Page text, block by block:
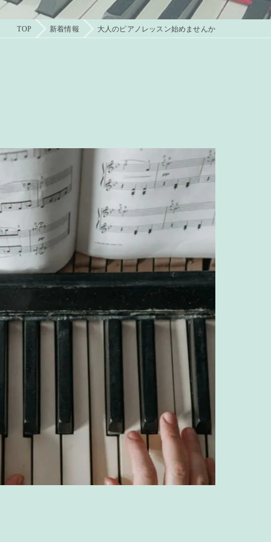
TOP 新着情報 大人のピアノレッスン始めませんか